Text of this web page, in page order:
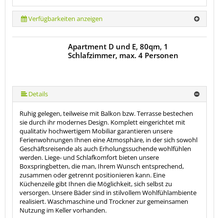
Verfügbarkeiten anzeigen
Apartment D und E, 80qm, 1
Schlafzimmer, max. 4 Personen
Details
Ruhig gelegen, teilweise mit Balkon bzw. Terrasse bestechen
sie durch ihr modernes Design. Komplett eingerichtet mit
qualitativ hochwertigem Mobiliar garantieren unsere
Ferienwohnungen Ihnen eine Atmosphäre, in der sich sowohl
Geschäftsreisende als auch Erholungssuchende wohlfühlen
werden. Liege- und Schlafkomfort bieten unsere
Boxspringbetten, die man, Ihrem Wunsch entsprechend,
zusammen oder getrennt positionieren kann. Eine
Küchenzeile gibt Ihnen die Möglichkeit, sich selbst zu
versorgen. Unsere Bäder sind in stilvollem Wohlfühlambiente
realisiert. Waschmaschine und Trockner zur gemeinsamen
Nutzung im Keller vorhanden.